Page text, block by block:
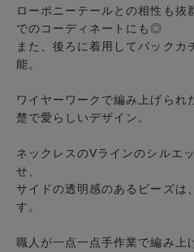
ローポニーテールとの相性も抜
でのコーディネートにも◎
また、後ろに着用してバックカ
能。
ワイヤーワークで編み上げられ
楚で愛らしいデザイン。
ネックレスのVラインのシルエ
せ、
サイドの透明感のあるビーズは
す。
職人が一点一点手作業で編み上